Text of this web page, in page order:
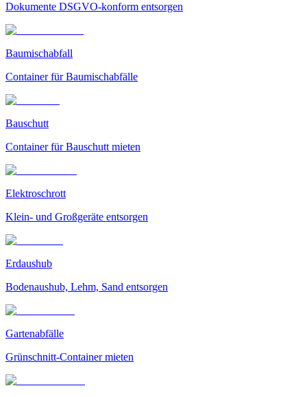
Dokumente DSGVO-konform entsorgen
Baumischabfall
Container für Baumischabfälle
Bauschutt
Container für Bauschutt mieten
Elektroschrott
Klein- und Großgeräte entsorgen
Erdaushub
Bodenaushub, Lehm, Sand entsorgen
Gartenabfälle
Grünschnitt-Container mieten